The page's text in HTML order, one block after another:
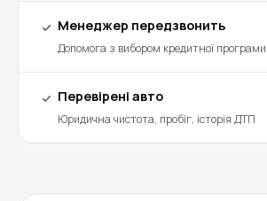
Менеджер передзвонить
Допомога з вибором кредитної програми
Перевірені авто
Юридична чистота, пробіг, історія ДТП